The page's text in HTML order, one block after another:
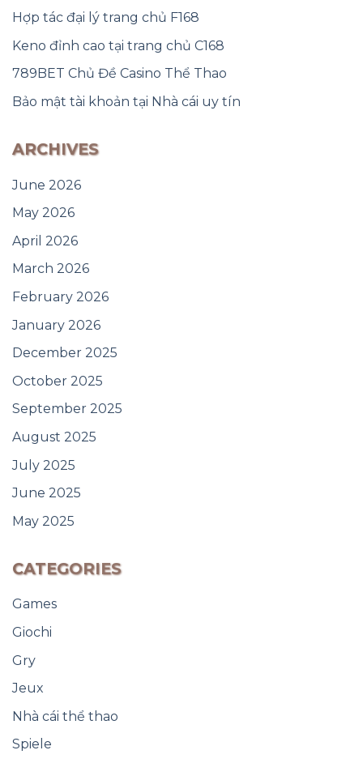
Hợp tác đại lý trang chủ F168
Keno đỉnh cao tại trang chủ C168
789BET Chủ Đề Casino Thể Thao
Bảo mật tài khoản tại Nhà cái uy tín
ARCHIVES
June 2026
May 2026
April 2026
March 2026
February 2026
January 2026
December 2025
October 2025
September 2025
August 2025
July 2025
June 2025
May 2025
CATEGORIES
Games
Giochi
Gry
Jeux
Nhà cái thể thao
Spiele